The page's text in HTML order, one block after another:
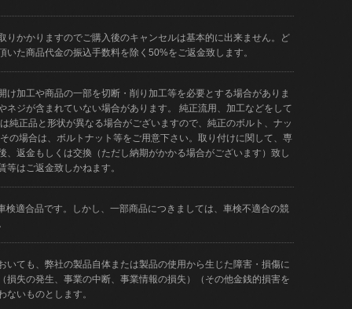
りかかりますのでご購入後のキャンセルは基本的に出来ません。ど
た商品代金の振込手数料を除く50%をご返金致します。
加工や商品の一部を切断・削り加工等を必要とする場合がありま
ジが含まれていない場合があります。 純正流用、加工などをして
純正品と形状が異なる場合がございますので、純正のボルト、ナッ
の場合は、ボルトナット等をご用意下さい。取り付けに関して、専
返金もしくは交換（ただし納期がかかる場合がございます）致し
はご返金致しかねます。
適合品です。しかし、一部商品につきましては、車検不適合の競
いても、弊社の製品自体または製品の使用から生じた障害・損傷に
損失の発生、事業の中断、事業情報の損失）（その他金銭的損害を
ないものとします。